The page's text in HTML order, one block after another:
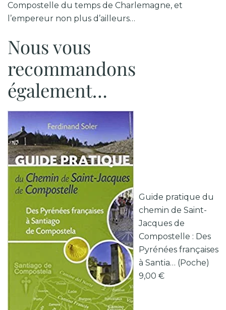
Compostelle du temps de Charlemagne, et
l’empereur non plus d’ailleurs…
Nous vous
recommandons
également…
Guide pratique du
chemin de Saint-
Jacques de
Compostelle : Des
Pyrénées françaises
à Santia… (Poche)
9,00 €